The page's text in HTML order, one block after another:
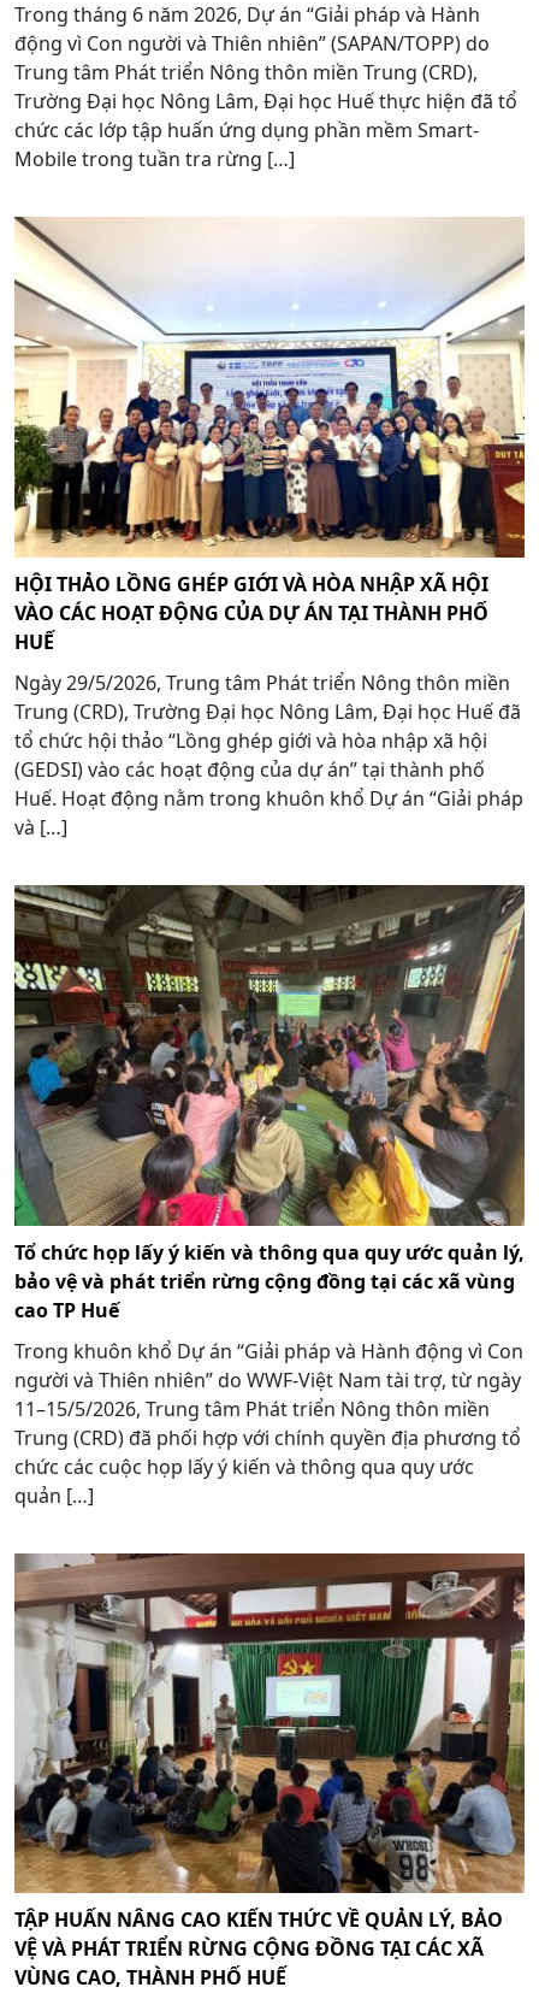
Trong tháng 6 năm 2026, Dự án “Giải pháp và Hành
động vì Con người và Thiên nhiên” (SAPAN/TOPP) do
Trung tâm Phát triển Nông thôn miền Trung (CRD),
Trường Đại học Nông Lâm, Đại học Huế thực hiện đã tổ
chức các lớp tập huấn ứng dụng phần mềm Smart-
Mobile trong tuần tra rừng […]
HỘI THẢO LỒNG GHÉP GIỚI VÀ HÒA NHẬP XÃ HỘI
VÀO CÁC HOẠT ĐỘNG CỦA DỰ ÁN TẠI THÀNH PHỐ
HUẾ
Ngày 29/5/2026, Trung tâm Phát triển Nông thôn miền
Trung (CRD), Trường Đại học Nông Lâm, Đại học Huế đã
tổ chức hội thảo “Lồng ghép giới và hòa nhập xã hội
(GEDSI) vào các hoạt động của dự án” tại thành phố
Huế. Hoạt động nằm trong khuôn khổ Dự án “Giải pháp
và […]
Tổ chức họp lấy ý kiến và thông qua quy ước quản lý,
bảo vệ và phát triển rừng cộng đồng tại các xã vùng
cao TP Huế
Trong khuôn khổ Dự án “Giải pháp và Hành động vì Con
người và Thiên nhiên” do WWF-Việt Nam tài trợ, từ ngày
11–15/5/2026, Trung tâm Phát triển Nông thôn miền
Trung (CRD) đã phối hợp với chính quyền địa phương tổ
chức các cuộc họp lấy ý kiến và thông qua quy ước
quản […]
TẬP HUẤN NÂNG CAO KIẾN THỨC VỀ QUẢN LÝ, BẢO
VỆ VÀ PHÁT TRIỂN RỪNG CỘNG ĐỒNG TẠI CÁC XÃ
VÙNG CAO, THÀNH PHỐ HUẾ